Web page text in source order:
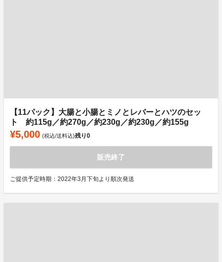
【11パック】大腸と小腸とミノとレバーとハツのセッ
ト 約115g／約270g／約230g／約230g／約155g
¥5,000 (税込/送料込)残り0
販売終了
ご提供予定時期：2022年3月下旬より順次発送